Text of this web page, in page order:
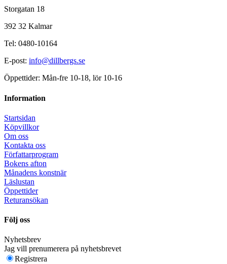
Storgatan 18
392 32 Kalmar
Tel: 0480-10164
E-post: info@dillbergs.se
Öppettider: Mån-fre 10-18, lör 10-16
Information
Startsidan
Köpvillkor
Om oss
Kontakta oss
Författarprogram
Bokens afton
Månadens konstnär
Läslustan
Öppettider
Returansökan
Följ oss
Nyhetsbrev
Jag vill prenumerera på nyhetsbrevet
Registrera